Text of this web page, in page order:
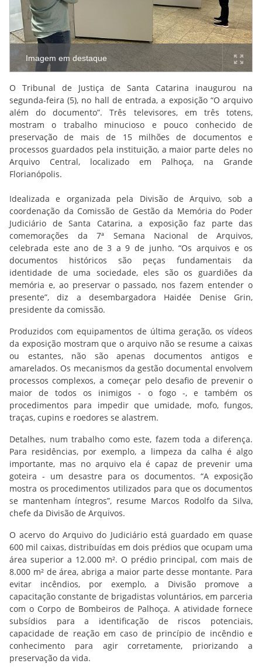
Imagem em destaque
O Tribunal de Justiça de Santa Catarina inaugurou na
segunda-feira (5), no hall de entrada, a exposição “O arquivo
além do documento”. Três televisores, em três totens,
mostram o trabalho minucioso e pouco conhecido de
preservação de mais de 15 milhões de documentos e
processos guardados pela instituição, a maior parte deles no
Arquivo Central, localizado em Palhoça, na Grande
Florianópolis.
Idealizada e organizada pela Divisão de Arquivo, sob a
coordenação da Comissão de Gestão da Memória do Poder
Judiciário de Santa Catarina, a exposição faz parte das
comemorações da 7ª Semana Nacional de Arquivos,
celebrada este ano de 3 a 9 de junho. “Os arquivos e os
documentos históricos são peças fundamentais da
identidade de uma sociedade, eles são os guardiões da
memória e, ao preservar o passado, nos fazem entender o
presente”, diz a desembargadora Haidée Denise Grin,
presidente da comissão.
Produzidos com equipamentos de última geração, os vídeos
da exposição mostram que o arquivo não se resume a caixas
ou estantes, não são apenas documentos antigos e
amarelados. Os mecanismos da gestão documental envolvem
processos complexos, a começar pelo desafio de prevenir o
maior de todos os inimigos - o fogo -, e também os
procedimentos para impedir que umidade, mofo, fungos,
traças, cupins e roedores se alastrem.
Detalhes, num trabalho como este, fazem toda a diferença.
Para residências, por exemplo, a limpeza da calha é algo
importante, mas no arquivo ela é capaz de prevenir uma
goteira - um desastre para os documentos. “A exposição
mostra os procedimentos utilizados para que os documentos
se mantenham íntegros”, resume Marcos Rodolfo da Silva,
chefe da Divisão de Arquivos.
O acervo do Arquivo do Judiciário está guardado em quase
600 mil caixas, distribuídas em dois prédios que ocupam uma
área superior a 12.000 m². O prédio principal, com mais de
8.000 m² de área, abriga a maior parte desse montante. Para
evitar incêndios, por exemplo, a Divisão promove a
capacitação constante de brigadistas voluntários, em parceria
com o Corpo de Bombeiros de Palhoça. A atividade fornece
subsídios para a identificação de riscos potenciais,
capacidade de reação em caso de princípio de incêndio e
conhecimento para agir corretamente, priorizando a
preservação da vida.